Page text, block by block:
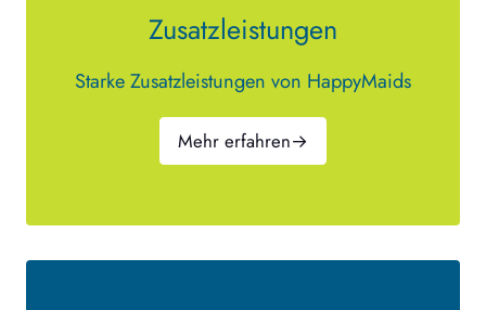
Zusatzleistungen
Starke Zusatzleistungen von HappyMaids
Mehr erfahren→